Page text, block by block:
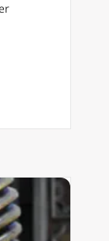
tegen